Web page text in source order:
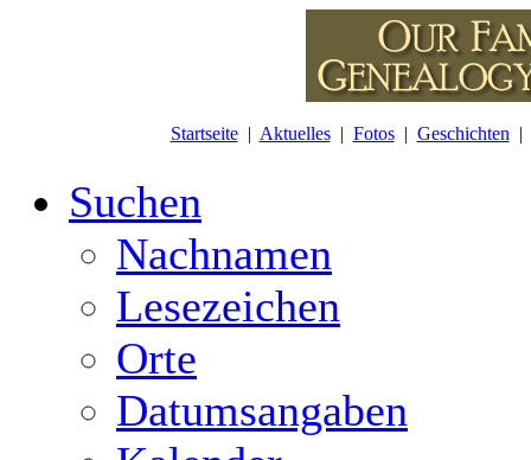
Startseite| Aktuelles| Fotos| Geschichten |
Suchen
Nachnamen
Lesezeichen
Orte
Datumsangaben